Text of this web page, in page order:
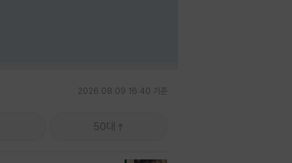
2026.08.09 16:40 기준
50대